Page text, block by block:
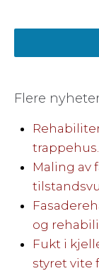
Flere
trappehus.
Maling av
og
Fukt i
styret vite